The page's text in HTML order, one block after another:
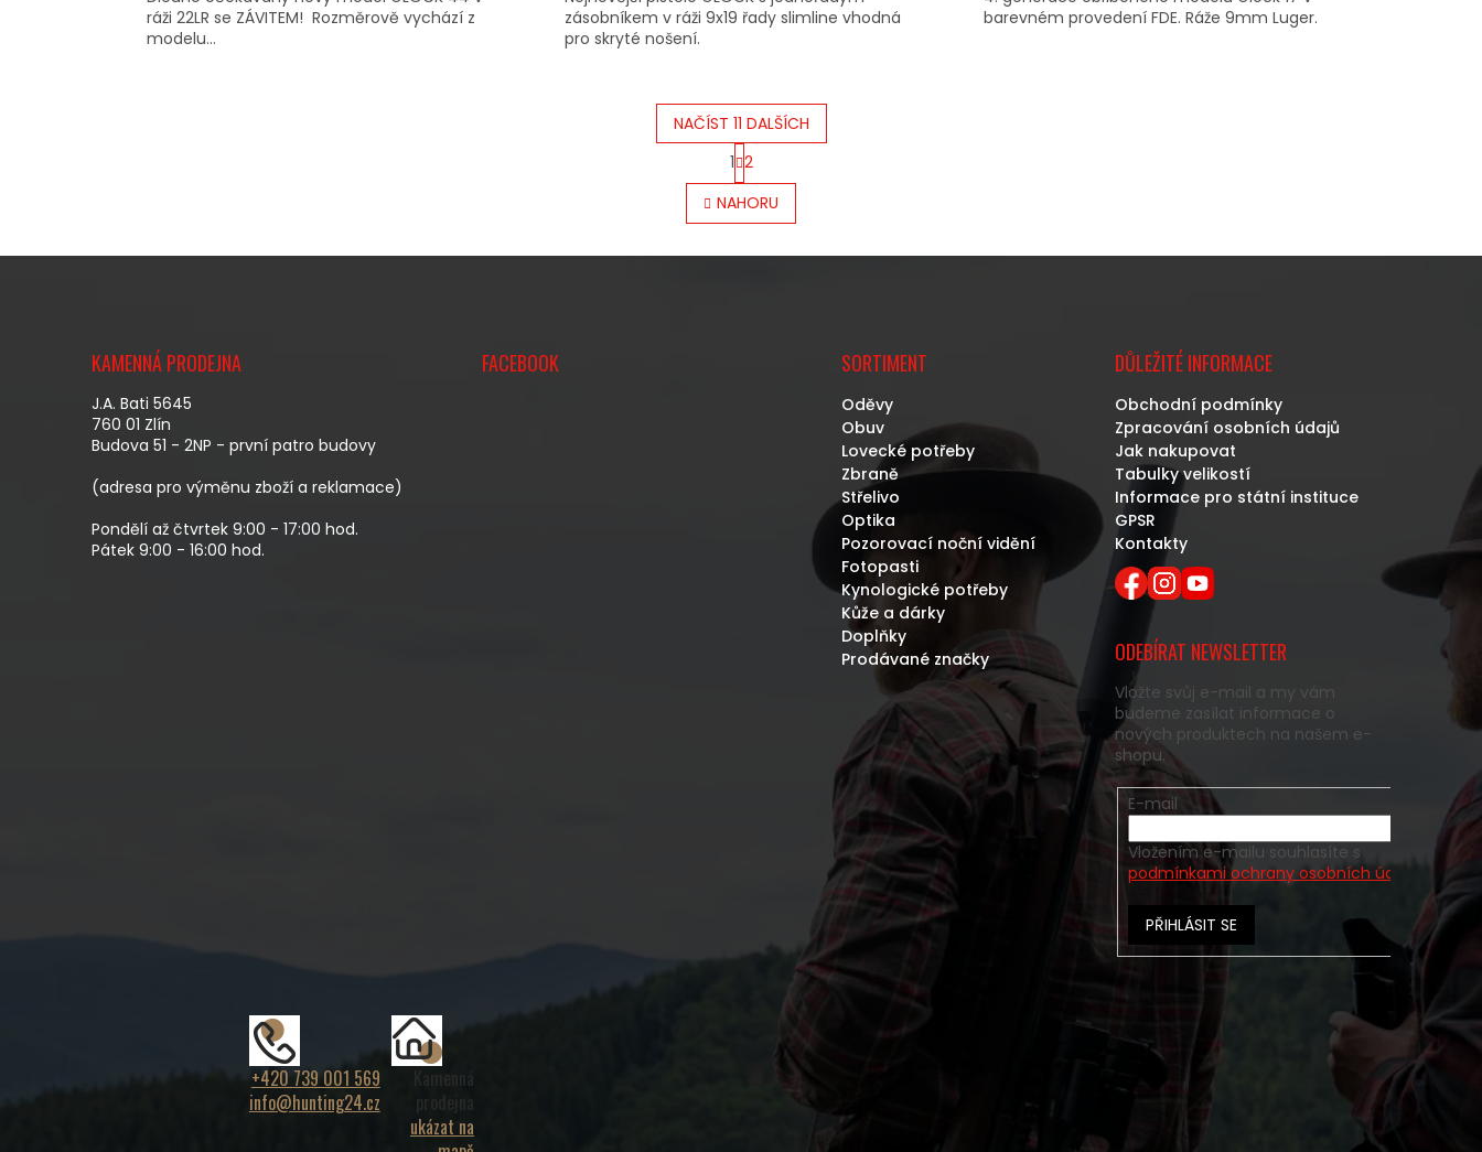
ráži 22LR se ZÁVITEM! Rozměrově vychází z
modelu...
zásobníkem v ráži 9x19 řady slimline vhodná
pro skryté nošení.
barevném provedení FDE. Ráže 9mm Luger.
O
V
L
D
NAČÍST 11 DALŠÍCH
S
T
R
Á
N
O
1 2
NAHORU
KAMENNÁ PRODEJNA
J.A. Bati 5645
760 01 Zlín
Budova 51 - 2NP - první patro budovy
(adresa pro výměnu zboží a reklamace)
Pondělí až čtvrtek 9:00 - 17:00 hod.
Pátek 9:00 - 16:00 hod.
FACEBOOK SORTIMENT
Oděvy
Obuv
Lovecké potřeby
Zbraně
Střelivo
Optika
Pozorovací noční vidění
Fotopasti
Kynologické potřeby
Kůže a dárky
Doplňky
Prodávané značky
DŮLEŽITÉ INFORMACE
Obchodní podmínky
Zpracování osobních údajů
Jak nakupovat
Tabulky velikostí
Informace pro státní instituce
GPSR
Kontakty
ODEBÍRAT NEWSLETTER
Vložte svůj e-mail a my vám
budeme zasílat informace o
nových produktech na našem e-
shopu.
E-mail
Vložením e-mailu souhlasíte s
podmínkami ochrany osobních údajů
PŘIHLÁSIT SE
+420 739 001 569
info@hunting24.cz
Kamenná
prodejna
ukázat na